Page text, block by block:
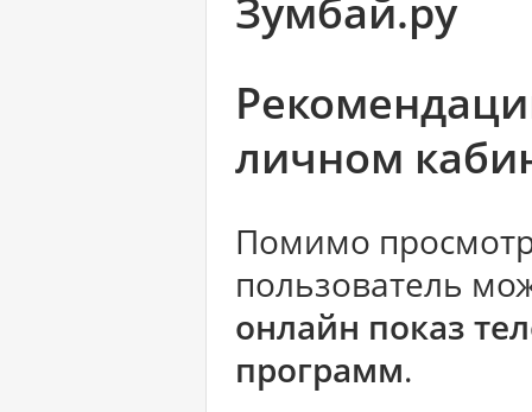
Зумбай.ру
личном
Помимо
пользователь
онлайн показ
программ.